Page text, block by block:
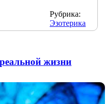
Рубрика:
Эзотерика
жизни